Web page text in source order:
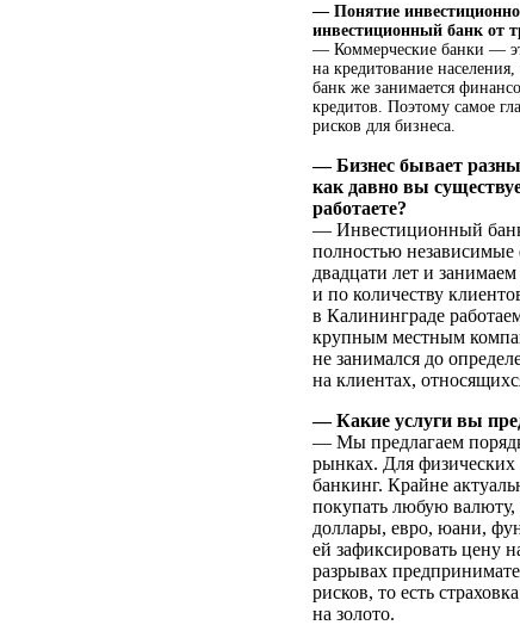
— Понятие
инвестиционный банк от
— Коммерческие банки —
на кредитование
банк же занимается
кредитов. Поэтому самое
рисков для бизнеса.
— Бизнес бывает
как давно вы
работаете?
— Инвестиционный
полностью
двадцати лет и
и по количеству
в Калининграде
крупным местным
не занимался до
на клиентах,
— Какие услуги вы
— Мы предлагаем
рынках. Для физических
банкинг. Крайне
покупать любую валюту,
доллары, евро, юани,
ей зафиксировать цену
разрывах
рисков, то есть
на золото.